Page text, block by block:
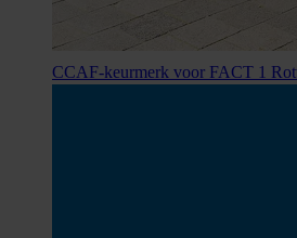
CCAF-keurmerk voor FACT 1